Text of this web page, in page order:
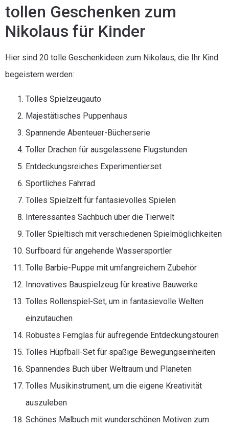
tollen Geschenken zum
Nikolaus für Kinder
Hier sind 20 tolle Geschenkideen zum Nikolaus, die Ihr Kind
begeistern werden:
Tolles Spielzeugauto
Majestätisches Puppenhaus
Spannende Abenteuer-Bücherserie
Toller Drachen für ausgelassene Flugstunden
Entdeckungsreiches Experimentierset
Sportliches Fahrrad
Tolles Spielzelt für fantasievolles Spielen
Interessantes Sachbuch über die Tierwelt
Toller Spieltisch mit verschiedenen Spielmöglichkeiten
Surfboard für angehende Wassersportler
Tolle Barbie-Puppe mit umfangreichem Zubehör
Innovatives Bauspielzeug für kreative Bauwerke
Tolles Rollenspiel-Set, um in fantasievolle Welten
einzutauchen
Robustes Fernglas für aufregende Entdeckungstouren
Tolles Hüpfball-Set für spaßige Bewegungseinheiten
Spannendes Buch über Weltraum und Planeten
Tolles Musikinstrument, um die eigene Kreativität
auszuleben
Schönes Malbuch mit wunderschönen Motiven zum